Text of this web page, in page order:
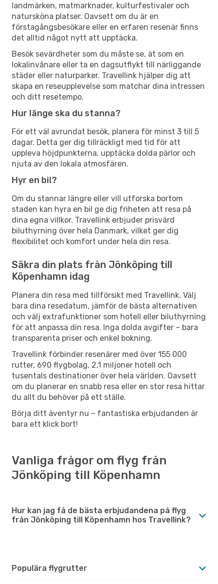
landmärken, matmarknader, kulturfestivaler och
natursköna platser. Oavsett om du är en
förstagångsbesökare eller en erfaren resenär finns
det alltid något nytt att upptäcka.
Besök sevärdheter som du måste se, ät som en
lokalinvånare eller ta en dagsutflykt till närliggande
städer eller naturparker. Travellink hjälper dig att
skapa en reseupplevelse som matchar dina intressen
och ditt resetempo.
Hur länge ska du stanna?
För ett väl avrundat besök, planera för minst 3 till 5
dagar. Detta ger dig tillräckligt med tid för att
uppleva höjdpunkterna, upptäcka dolda pärlor och
njuta av den lokala atmosfären.
Hyr en bil?
Om du stannar längre eller vill utforska bortom
staden kan hyra en bil ge dig friheten att resa på
dina egna villkor. Travellink erbjuder prisvärd
biluthyrning över hela Danmark, vilket ger dig
flexibilitet och komfort under hela din resa.
Säkra din plats från Jönköping till
Köpenhamn idag
Planera din resa med tillförsikt med Travellink. Välj
bara dina resedatum, jämför de bästa alternativen
och välj extrafunktioner som hotell eller biluthyrning
för att anpassa din resa. Inga dolda avgifter – bara
transparenta priser och enkel bokning.
Travellink förbinder resenärer med över 155 000
rutter, 690 flygbolag, 2,1 miljoner hotell och
tusentals destinationer över hela världen. Oavsett
om du planerar en snabb resa eller en stor resa hittar
du allt du behöver på ett ställe.
Börja ditt äventyr nu – fantastiska erbjudanden är
bara ett klick bort!
Vanliga frågor om flyg från
Jönköping till Köpenhamn
Hur kan jag få de bästa erbjudandena på flyg
från Jönköping till Köpenhamn hos Travellink?
Populära flygrutter